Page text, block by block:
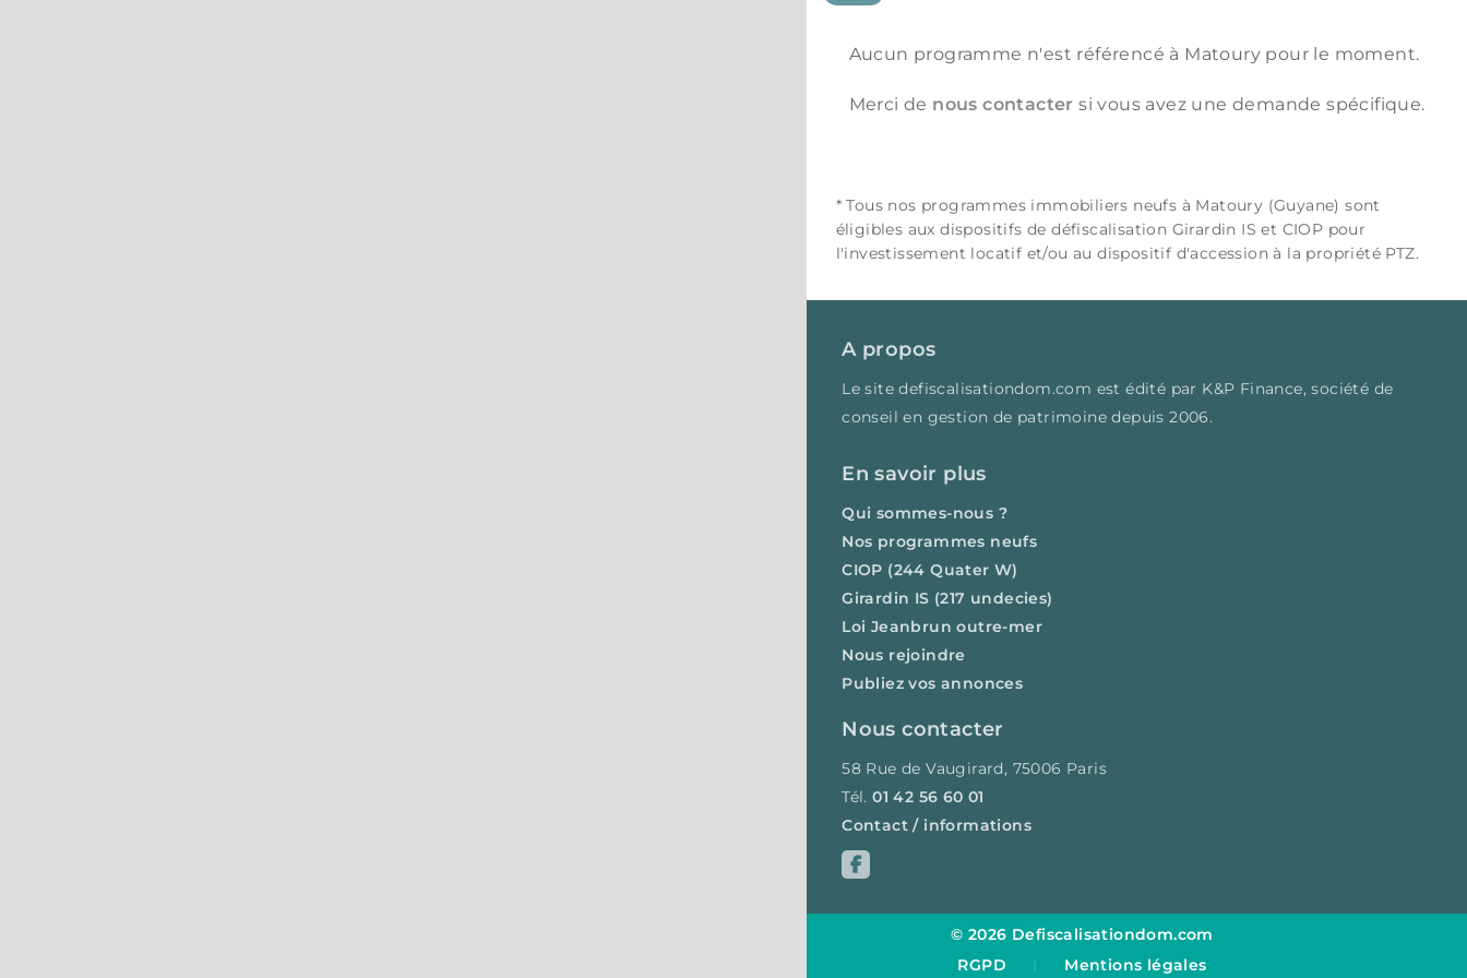
Aucun programme n'est référencé à Matoury pour le moment.
Merci de nous contacter si vous avez une demande spécifique.
* Tous nos programmes immobiliers neufs à Matoury (Guyane) sont
éligibles aux dispositifs de défiscalisation Girardin IS et CIOP pour
l'investissement locatif et/ou au dispositif d'accession à la propriété PTZ.
A propos
Le site defiscalisationdom.com est édité par K&P Finance, société de
conseil en gestion de patrimoine depuis 2006.
En savoir plus
Qui sommes-nous ?
Nos programmes neufs
CIOP (244 Quater W)
Girardin IS (217 undecies)
Loi Jeanbrun outre-mer
Nous rejoindre
Publiez vos annonces
Nous contacter
58 Rue de Vaugirard, 75006 Paris
Tél.01 42 56 60 01
Contact / informations
© 2026 Defiscalisationdom.com
RGPD
| Mentions légales